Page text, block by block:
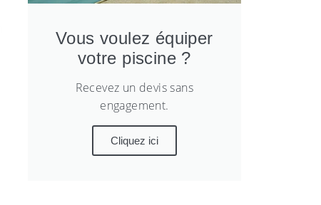
Vous voulez équiper
votre piscine ?
Recevez un devis sans
engagement.
Cliquez ici